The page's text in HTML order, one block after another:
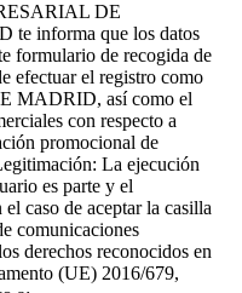
DE
informa que los datos
formulario de recogida de
efectuar el registro como
MADRID, así como el
con respecto a
promocional de
La ejecución
es parte y el
caso de aceptar la casilla
comunicaciones
derechos reconocidos en
(UE) 2016/679,